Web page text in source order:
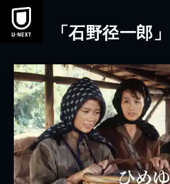
本文へスキップ
「石野径一郎